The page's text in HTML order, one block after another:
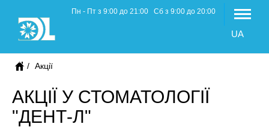
UA
Пн - Пт з 9:00до 21:00 Сб з 9:00до 20:00
Акції
АКЦІЇ У СТОМАТОЛОГІЇ
"ДЕНТ-Л"